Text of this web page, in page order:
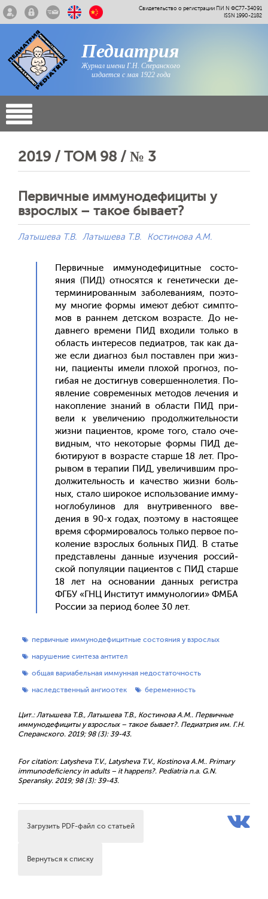
Свидетельство о регистрации ПИ N ФС77-34091
ISSN 1990-2182
Педиатрия
Журнал имени Г.Н. Сперанского
издается с мая 1922 года
2019 / ТОМ 98 / № 3
Первичные иммунодефициты у
взрослых – такое бывает?
Латышева Т.В. Латышева Т.В. Костинова А.М.
Пер­вичные им­му­ноде­фицит­ные сос­то­
яния (ПИД) от­но­сят­ся к ге­нети­чес­ки де­
тер­ми­ниро­ван­ным за­боле­вани­ям, по­это­
му мно­гие фор­мы име­ют де­бют сим­пто­
мов в ран­нем дет­ском воз­расте. До не­
дав­не­го вре­мени ПИД вхо­дили толь­ко в
об­ласть ин­те­ресов пе­ди­ат­ров, так как да­
же ес­ли ди­аг­ноз был пос­тавлен при жиз­
ни, па­ци­ен­ты име­ли пло­хой прог­ноз, по­
гибая не дос­тигнув со­вер­шенно­летия. По­
яв­ле­ние сов­ре­мен­ных ме­тодов ле­чения и
на­коп­ле­ние зна­ний в об­ласти ПИД при­
вели к уве­личе­нию про­дол­жи­тель­нос­ти
жиз­ни па­ци­ен­тов, кро­ме то­го, ста­ло оче­
вид­ным, что не­кото­рые фор­мы ПИД де­
бюти­ру­ют в воз­расте стар­ше 18 лет. Про­
рывом в те­рапии ПИД, уве­личив­шим про­
дол­жи­тель­ность и ка­чес­тво жиз­ни боль­
ных, ста­ло ши­рокое ис­поль­зо­вание им­му­
ног­ло­були­нов для внут­ри­вен­но­го вве­
дения в 90-х го­дах, по­это­му в нас­то­ящее
вре­мя сфор­ми­рова­лось толь­ко пер­вое по­
коле­ние взрос­лых боль­ных ПИД. В статье
пред­став­ле­ны дан­ные изу­чения рос­сий­
ской по­пуля­ции па­ци­ен­тов с ПИД стар­ше
18 лет на ос­но­вании дан­ных ре­гис­тра
ФГБУ «ГНЦ Ин­сти­тут им­му­ноло­гии» ФМБА
Рос­сии за пе­ри­од бо­лее 30 лет.
первичные иммунодефицитные состояния у взрослых
нарушение синтеза антител
общая вариабельная иммунная недостаточность
наследственный ангиоотек
беременность
Цит.: Латышева Т.В., Латышева Т.В., Костинова А.М.. Первичные
иммунодефициты у взрослых – такое бывает?. Педиатрия им. Г.Н.
Сперанского. 2019; 98 (3): 39-43.
For citation: Latysheva Т.V., Latysheva Т.V., Kostinova А.М.. Primary
immunodeficiency in adults – it happens?. Pediatria n.a. G.N.
Speransky. 2019; 98 (3): 39-43.
Загрузить PDF-файл со статьей
Вернуться к списку